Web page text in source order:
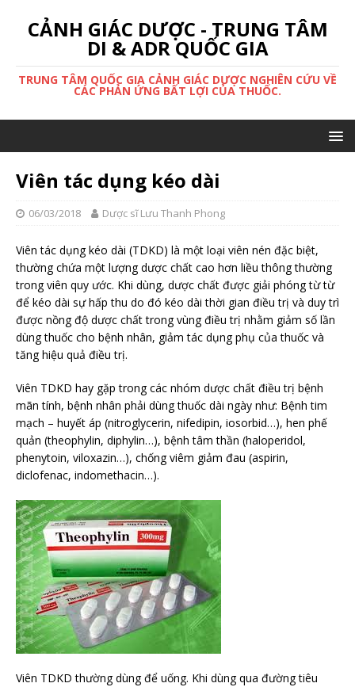
CẢNH GIÁC DƯỢC - TRUNG TÂM
DI & ADR QUỐC GIA
TRUNG TÂM QUỐC GIA CẢNH GIÁC DƯỢC NGHIÊN CỨU VỀ
CÁC PHẢN ỨNG BẤT LỢI CỦA THUỐC.
Viên tác dụng kéo dài
06/03/2018 Dược sĩ Lưu Thanh Phong
Viên tác dụng kéo dài (TDKD) là một loại viên nén đặc biệt,
thường chứa một lượng dược chất cao hơn liều thông thường
trong viên quy ước. Khi dùng, dược chất được giải phóng từ từ
để kéo dài sự hấp thu do đó kéo dài thời gian điều trị và duy trì
được nồng độ dược chất trong vùng điều trị nhằm giảm số lần
dùng thuốc cho bệnh nhân, giảm tác dụng phụ của thuốc và
tăng hiệu quả điều trị.
Viên TDKD hay gặp trong các nhóm dược chất điều trị bệnh
mãn tính, bệnh nhân phải dùng thuốc dài ngày như: Bệnh tim
mạch – huyết áp (nitroglycerin, nifedipin, iosorbid…), hen phế
quản (theophylin, diphylin…), bệnh tâm thần (haloperidol,
phenytoin, viloxazin…), chống viêm giảm đau (aspirin,
diclofenac, indomethacin…).
Viên TDKD thường dùng để uống. Khi dùng qua đường tiêu